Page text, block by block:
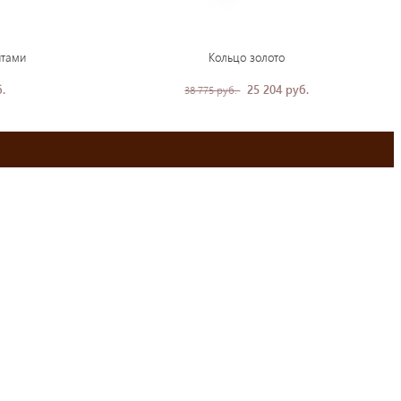
Кольцо золото
38 775 руб. 25 204 руб.